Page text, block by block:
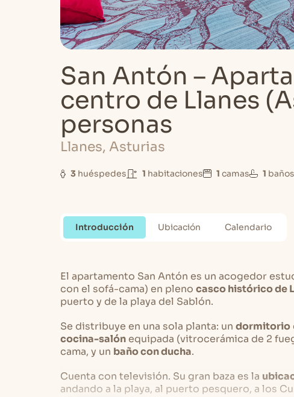
San Antón –
centro de Llanes
personas
Llanes, Asturias
3 huéspedes 1 habitaciones 1 camas 1 baños
Introducción Ubicación Calendario
El apartamento San Antón es un acogedor
con el sofá-cama) en pleno casco histórico de
puerto y de la playa del Sablón.
Se distribuye en una sola planta: un dormitorio
cocina-salón equipada (vitrocerámica de 2
cama, y un baño con ducha.
Cuenta con televisión. Su gran baza es la
andando a la playa, al puerto pesquero, a los